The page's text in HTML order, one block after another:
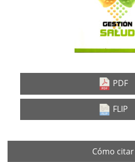
PDF
FLIP
Cómo citar